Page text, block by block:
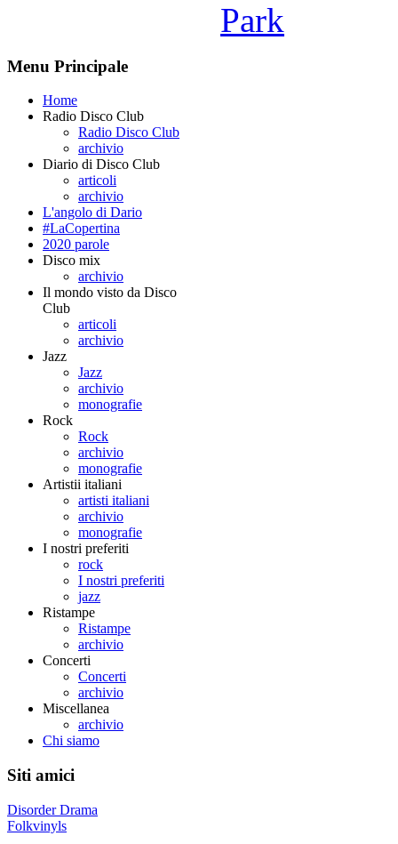
Park
Menu Principale
Home
Radio Disco Club
Radio Disco Club
archivio
Diario di Disco Club
articoli
archivio
L'angolo di Dario
#LaCopertina
2020 parole
Disco mix
archivio
Il mondo visto da Disco
Club
articoli
archivio
Jazz
Jazz
archivio
monografie
Rock
Rock
archivio
monografie
Artistii italiani
artisti italiani
archivio
monografie
I nostri preferiti
rock
I nostri preferiti
jazz
Ristampe
Ristampe
archivio
Concerti
Concerti
archivio
Miscellanea
archivio
Chi siamo
Siti amici
Disorder Drama
Folkvinyls